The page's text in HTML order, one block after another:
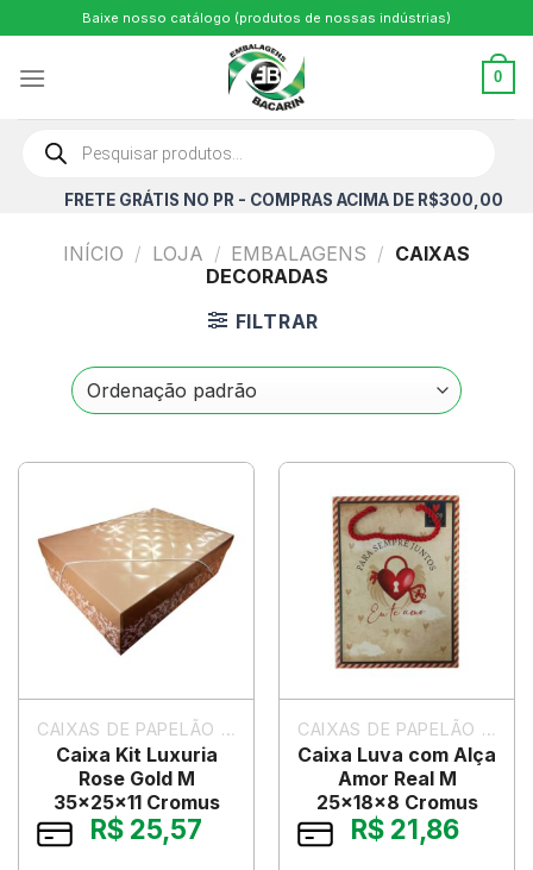
to
content
Baixe nosso catálogo (produtos de nossas indústrias)
0
produtos
FRETE GRÁTIS NO PR - COMPRAS ACIMA DE R$300,00
INÍCIO / LOJA / EMBALAGENS / CAIXAS
DECORADAS
FILTRAR
CAIXAS DE PAPELÃO PARA PRESENTES
Caixa Kit Luxuria
Rose Gold M
35x25x11 Cromus
R$25,57
CAIXAS DE PAPELÃO PARA PRESENTES
Caixa Luva com Alça
Amor Real M
25x18x8 Cromus
R$21,86